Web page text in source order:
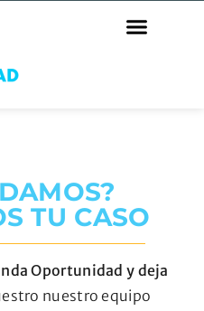
TU CASO
Oportunidad y deja
nuestro equipo